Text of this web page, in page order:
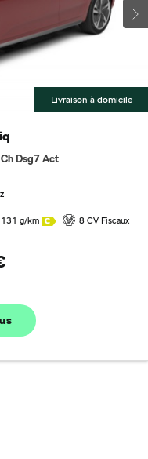
Livraison à domicile
Dsg7 Act
131 g/km 8 CV Fiscaux